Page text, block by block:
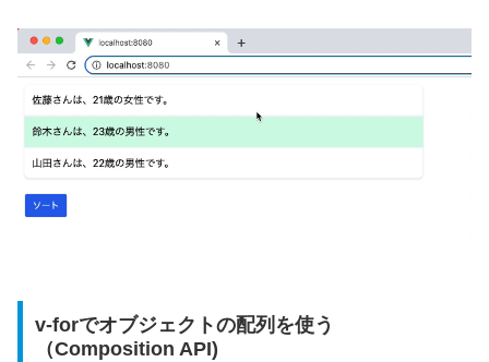
v-forでオブジェクトの配列を使う
（Composition API)